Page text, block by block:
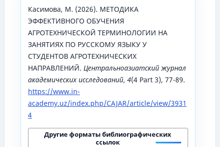
Касимова, М. (2026). МЕТОДИКА
ЭФФЕКТИВНОГО ОБУЧЕНИЯ
АГРОТЕХНИЧЕСКОЙ ТЕРМИНОЛОГИИ НА
ЗАНЯТИЯХ ПО РУССКОМУ ЯЗЫКУ У
СТУДЕНТОВ АГРОТЕХНИЧЕСКИХ
НАПРАВЛЕНИЙ. Центральноазиатский журнал
академических исследований, 4(4 Part 3), 77-89.
https://www.in-
academy.uz/index.php/CAJAR/article/view/3931
4
Другие форматы библиографических
ссылок